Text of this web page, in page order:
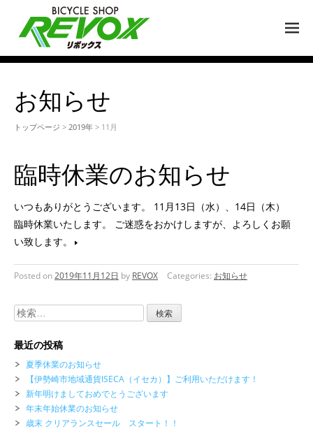
U
お知らせ
トップページ > 2019年 > 11月
臨時休業のお知らせ
いつもありがとうございます。 11月13日（水）、14日（木）
臨時休業いたします。 ご迷惑をおかけしますが、よろしくお願
い致します。
Posted on2019年11月12日 by REVOX Categories: お知らせ
検
最近の投稿
夏季休業のお知らせ
【伊勢崎市地域通貨ISECA（イセカ）】ご利用いただけます！
新年明けましておめでとうございます
年末年始休業のお知らせ
歳末 クリアランスセール スタート！！